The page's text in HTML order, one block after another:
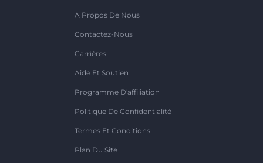
A Propos De Nous
Contactez-Nous
Carrières
Aide Et Soutien
Programme D'affiliation
Politique De Confidentialité
Termes Et Conditions
Plan Du Site